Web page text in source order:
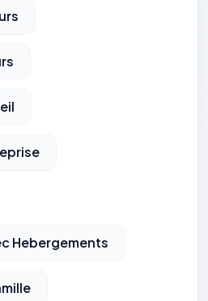
Hebergements